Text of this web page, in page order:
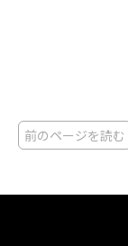
前のページを読む